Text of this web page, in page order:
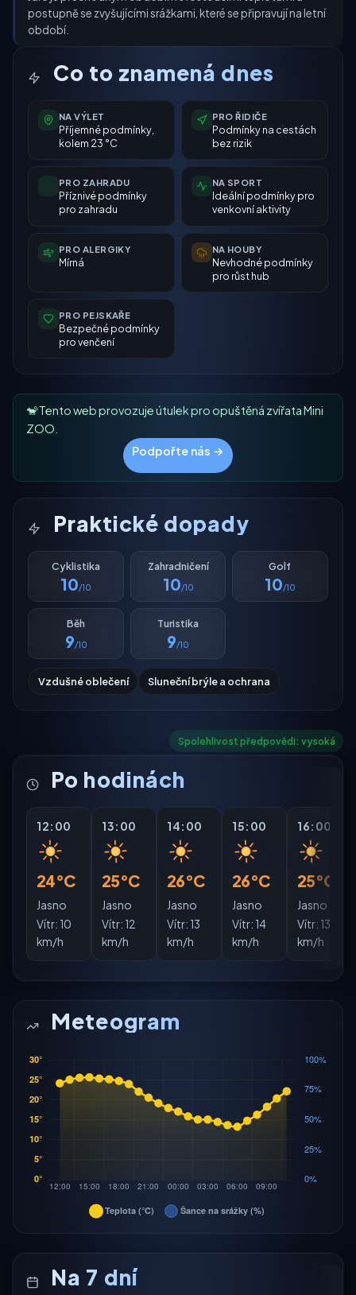
postupně se zvyšujícími srážkami, které se připravují na letní
období.
Co to znamená dnes
NA VÝLET
Příjemné podmínky,
kolem 23 °C
PRO ŘIDIČE
Podmínky na cestách
bez rizik
PRO ZAHRADU
Příznivé podmínky
pro zahradu
NA SPORT
Ideální podmínky pro
venkovní aktivity
PRO ALERGIKY
Mírná
NA HOUBY
Nevhodné podmínky
pro růst hub
PRO PEJSKAŘE
Bezpečné podmínky
pro venčení
🐒 Tento web provozuje útulek pro opuštěná zvířata Mini
ZOO.
Podpořte nás →
Praktické dopady
Cyklistika
10/10
Zahradničení
10/10
Golf
10/10
Běh
9/10
Turistika
9/10
Vzdušné oblečení Sluneční brýle a ochrana
Spolehlivost předpovědi: vysoká
Po hodinách
12:00
24°C
Jasno
Vítr: 10
km/h
13:00
25°C
Jasno
Vítr: 12
km/h
14:00
26°C
Jasno
Vítr: 13
km/h
15:00
26°C
Jasno
Vítr: 14
km/h
16:00
25°C
Jasno
Vítr: 13
km/h
Meteogram
Na 7 dní